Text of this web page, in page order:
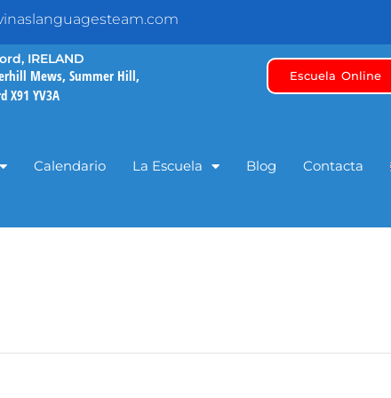
IRELAND
Mews, Summer Hill,
X91 YV3A
Escuela Online
Calendario La Escuela Blog Contacta